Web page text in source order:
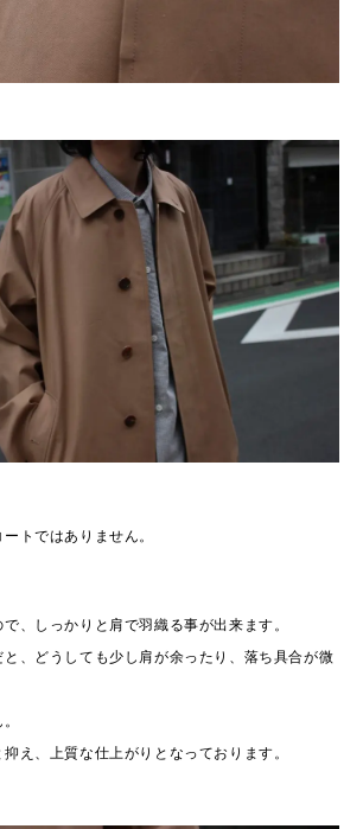
トではありません。
、しっかりと肩で羽織る事が出来ます。
、どうしても少し肩が余ったり、落ち具合が微
え、上質な仕上がりとなっております。